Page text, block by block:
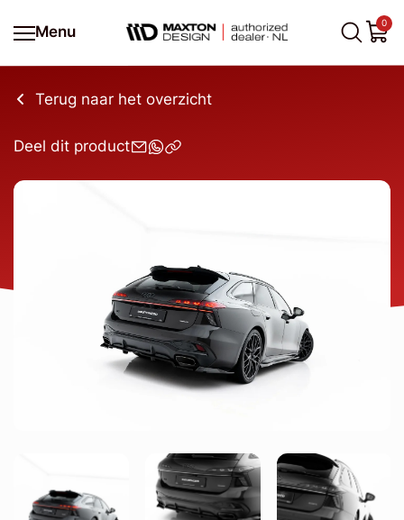
Menu
0
Terug naar het overzicht
Deel dit product